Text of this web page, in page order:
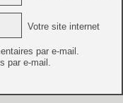
Votre site internet
par e-mail.
par e-mail.